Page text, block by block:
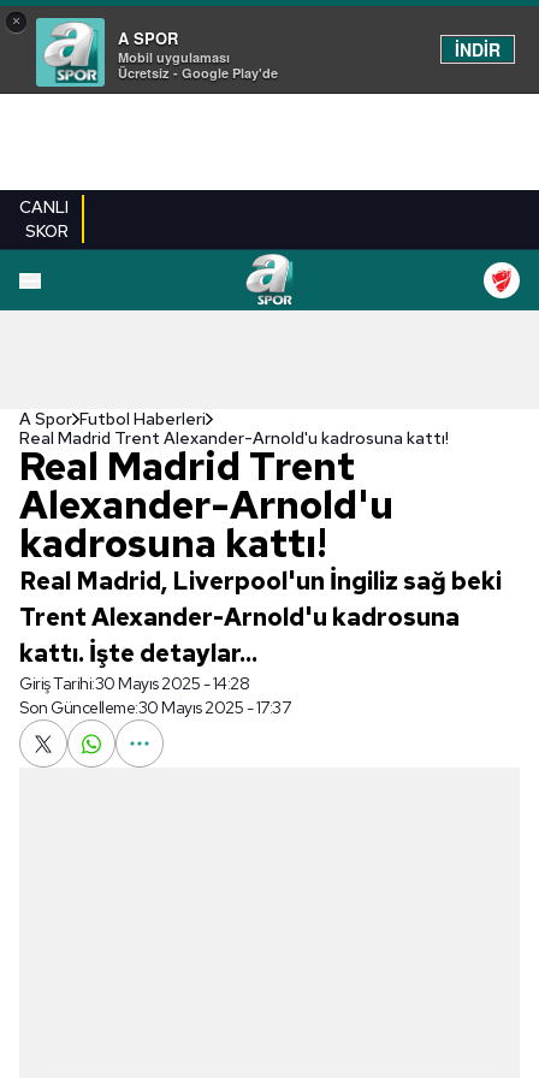
×
A SPOR
Mobil uygulaması
Ücretsiz - Google Play'de
İNDİR
CANLI
SKOR
A Spor Futbol Haberleri
Real Madrid Trent Alexander-Arnold'u kadrosuna kattı!
Real Madrid Trent
Alexander-Arnold'u
kadrosuna kattı!
Real Madrid, Liverpool'un İngiliz sağ beki
Trent Alexander-Arnold'u kadrosuna
kattı. İşte detaylar...
Giriş Tarihi:30 Mayıs 2025 - 14:28
Son Güncelleme:30 Mayıs 2025 - 17:37